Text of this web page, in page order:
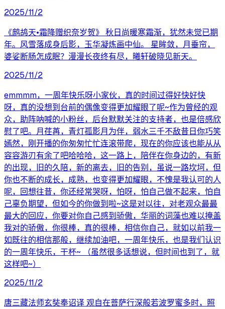
2025/11/2
《鹧鸪天•霜降赠织奈岁贺》 秋日尚暖寒霜渐，犹然未觉已期
年。风雪落成身后影，玉华凝炼画中仙。 星眸敛，月垂帘，
婆娑断肠怎成眠？漫漫长夜终有尽，曦轩破晓见新天。
2025/11/2
emmmm，一周年快乐呀小家伙，真的时间过得好快好快
呀，真的没想到台前的偶像变得更加耀眼了呢~作为曾经的观
众，助阵呐喊的小粉丝，后台默默关注的支持者，也是倍感欣
慰了吧。月荏苒，青灯孤影月为伴，弱水三千不敌昔日你巧笑
嫣然，刚开播的你匆匆忙忙连滚带爬，现在的你应该也能从从
容容游刃有余了吧哈哈哈，这一路上，陪伴在你身边的，有新
的出现，旧的久陪，新的离去，旧的告别，虽说一路坎坷，但
你也不断的成长，成熟，也变得更加耀眼，不愧是我认可的人
呢，回想往昔，你还经常哭呀，怕呀，怕自己做不起来，怕自
己辜负期望，但如今的你做到啦~这是对以往，对老观众最最
最大的回应，你要对你自己感到骄傲，华丽的词藻也难以掩盖
我对的骄傲，你很棒，真的很棒，相信你自己，就如以前我一
如既往的相信那般，继续加油吧，一周年快乐，也是我们认识
的一周年快乐，干杯~ （虽然很多话想说，但时间也到了，就
这样吧~）
2025/11/2
唐三藏法师玄奘奉诏译 观自在菩萨行深般若波罗蜜多时，照